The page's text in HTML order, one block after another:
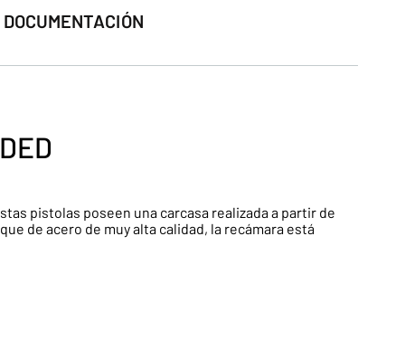
DOCUMENTACIÓN
pistolas poseen una carcasa realizada a partir de
de acero de muy alta calidad, la recámara está